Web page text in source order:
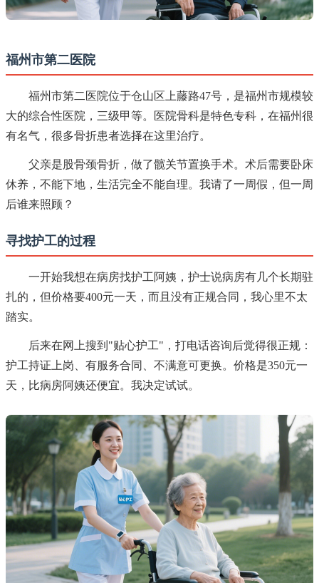
福州市第二医院
福州市第二医院位于仓山区上藤路47号，是福州市规模较
大的综合性医院，三级甲等。医院骨科是特色专科，在福州很
有名气，很多骨折患者选择在这里治疗。
父亲是股骨颈骨折，做了髋关节置换手术。术后需要卧床
休养，不能下地，生活完全不能自理。我请了一周假，但一周
后谁来照顾？
寻找护工的过程
一开始我想在病房找护工阿姨，护士说病房有几个长期驻
扎的，但价格要400元一天，而且没有正规合同，我心里不太
踏实。
后来在网上搜到"贴心护工"，打电话咨询后觉得很正规：
护工持证上岗、有服务合同、不满意可更换。价格是350元一
天，比病房阿姨还便宜。我决定试试。